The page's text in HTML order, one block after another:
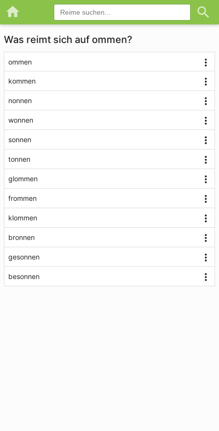
Was reimt sich auf ommen?
ommen
kommen
nonnen
wonnen
sonnen
tonnen
glommen
frommen
klommen
bronnen
gesonnen
besonnen